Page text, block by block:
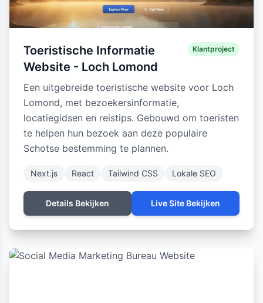
Toeristische Informatie
Website - Loch Lomond
Klantproject
Een uitgebreide toeristische website voor Loch
Lomond, met bezoekersinformatie,
locatiegidsen en reistips. Gebouwd om toeristen
te helpen hun bezoek aan deze populaire
Schotse bestemming te plannen.
Next.js React Tailwind CSS Lokale SEO
Details Bekijken Live Site Bekijken